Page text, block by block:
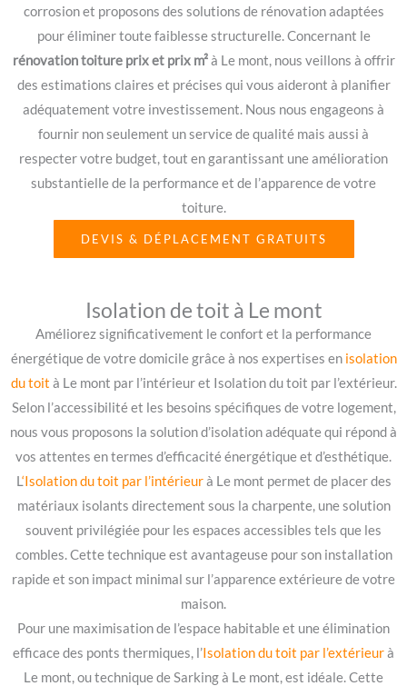
corrosion et proposons des solutions de rénovation adaptées
pour éliminer toute faiblesse structurelle. Concernant le
rénovation toiture prix et prix m²à Le mont, nous veillons à offrir
des estimations claires et précises qui vous aideront à planifier
adéquatement votre investissement. Nous nous engageons à
fournir non seulement un service de qualité mais aussi à
respecter votre budget, tout en garantissant une amélioration
substantielle de la performance et de l’apparence de votre
toiture.
DEVIS & DÉPLACEMENT GRATUITS
Isolation de toit à Le mont
Améliorez significativement le confort et la performance
énergétique de votre domicile grâce à nos expertises en isolation
du toit à Le mont par l’intérieur et Isolation du toit par l’extérieur.
Selon l’accessibilité et les besoins spécifiques de votre logement,
nous vous proposons la solution d’isolation adéquate qui répond à
vos attentes en termes d’efficacité énergétique et d’esthétique.
L‘Isolation du toit par l’intérieurà Le mont permet de placer des
matériaux isolants directement sous la charpente, une solution
souvent privilégiée pour les espaces accessibles tels que les
combles. Cette technique est avantageuse pour son installation
rapide et son impact minimal sur l’apparence extérieure de votre
maison.
Pour une maximisation de l’espace habitable et une élimination
efficace des ponts thermiques, l’Isolation du toit par l’extérieurà
Le mont, ou technique de Sarking à Le mont, est idéale. Cette